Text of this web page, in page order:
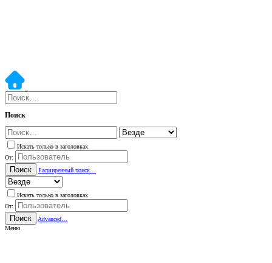
Поиск
Искать только в заголовках
От:
Поиск Расширенный поиск…
Искать только в заголовках
От:
Поиск
Advanced…
Меню